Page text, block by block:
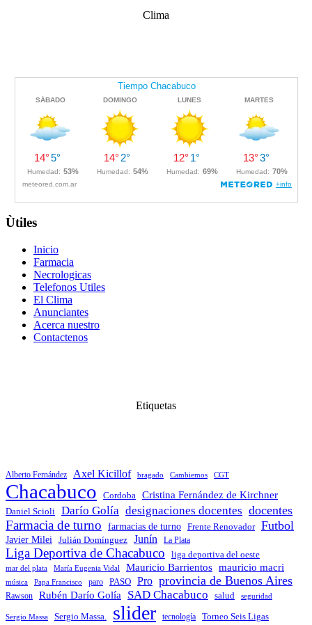
Clima
Ùtiles
Inicio
Farmacia
Necrologicas
Telefonos Utiles
El Clima
Anunciantes
Acerca nuestro
Contactenos
Etiquetas
Alberto Fernández Axel Kicillof bragado Cambiemos CGT
Chacabuco Cordoba Cristina Fernández de Kirchner
Daniel Scioli Darío Golía designaciones docentes docentes
Farmacia de turno farmacias de turno Frente Renovador Futbol
Javier Milei Julián Domínguez Junín La Plata
Liga Deportiva de Chacabuco liga deportiva del oeste
mar del plata María Eugenia Vidal Mauricio Barrientos mauricio macri
música Papa Francisco paro PASO Pro provincia de Buenos Aires
Rawson Rubén Darío Golía SAD Chacabuco salud seguridad
Sergio Massa Sergio Massa. slider tecnología Torneo Seis Ligas